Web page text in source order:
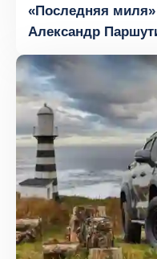
«Последняя миля»
Александр
фургонов в